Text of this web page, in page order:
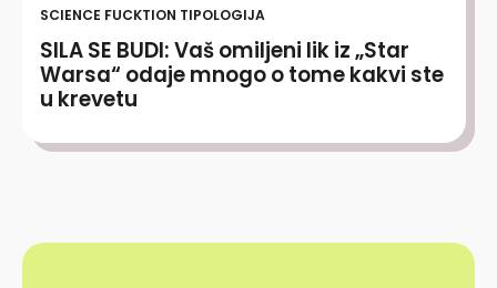
SCIENCE FUCKTION TIPOLOGIJA
SILA SE BUDI: Vaš omiljeni lik iz „Star
Warsa“ odaje mnogo o tome kakvi ste
u krevetu